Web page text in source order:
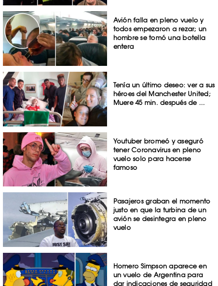
Avión falla en pleno vuelo y
todos empezaron a rezar; un
hombre se tomó una botella
entera
Tenía un último deseo: ver a sus
héroes del Manchester United;
Muere 45 min. después de ...
Youtuber bromeó y aseguró
tener Coronavirus en pleno
vuelo solo para hacerse
famoso
Pasajeros graban el momento
justo en que la turbina de un
avión se desintegra en pleno
vuelo
Homero Simpson aparece en
un vuelo de Argentina para
dar indicaciones de seguridad